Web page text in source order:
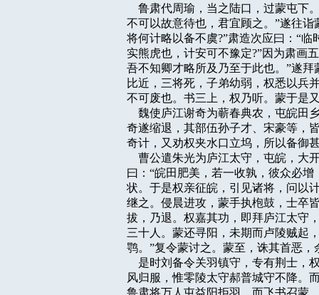
鲁肃代周瑜，当之陆口，过蒙屯
不可以故意待也，君宜顾之。”遂往
将何计略以备不虞?”肃造次应曰：“
实熊虎也，计安可不豫定?”因为肃画
吾不知卿才略所及乃至于此也。”遂
比近，三将死，子弟幼弱，权悉以兵
不可废也。书三上，权乃听。蒙于是
魏使庐江谢奇为蕲春典农，屯皖
奇遂缩退，其部伍孙子才、宋豪等，
奇计，又劝权夹水口立坞，所以备御
曹公遣朱光为庐江太守，屯皖，
曰：“皖田肥美，若一收孰，彼众必
状。于是权亲征皖，引见诸将，问以
继之。侵晨进攻，蒙手执枹鼓，士卒
拔，乃退。权嘉其功，即拜庐江太守
三十人。蒙还寻阳，未期而卢陵贼起
鹗。”复令蒙讨之。蒙至，诛其首恶
是时刘备令关羽镇守，专有荆士
风归服，惟零陵太守郝普城守不降。
鲁肃将万人屯益阳拒羽，而飞书召蒙